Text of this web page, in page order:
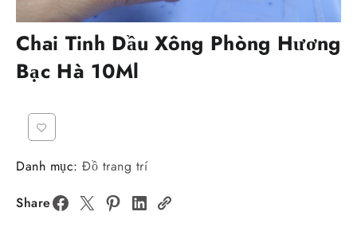
Chai Tinh Dầu Xông Phòng Hương
Bạc Hà 10Ml
Danh mục: Đồ trang trí
Share